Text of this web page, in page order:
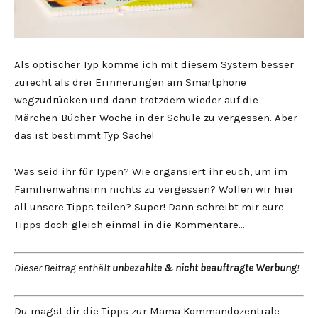
Als optischer Typ komme ich mit diesem System besser
zurecht als drei Erinnerungen am Smartphone
wegzudrücken und dann trotzdem wieder auf die
Märchen-Bücher-Woche in der Schule zu vergessen. Aber
das ist bestimmt Typ Sache!
Was seid ihr für Typen? Wie organsiert ihr euch, um im
Familienwahnsinn nichts zu vergessen? Wollen wir hier
all unsere Tipps teilen? Super! Dann schreibt mir eure
Tipps doch gleich einmal in die Kommentare…
Dieser Beitrag enthältunbezahlte & nicht beauftragte Werbung!
Du magst dir die Tipps zur Mama Kommandozentrale